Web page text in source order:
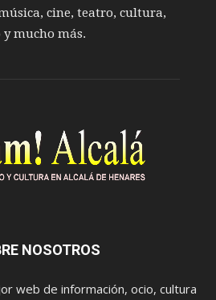
cine, teatro, cultura,
mucho más.
NOSOTROS
web de información, ocio, cultura